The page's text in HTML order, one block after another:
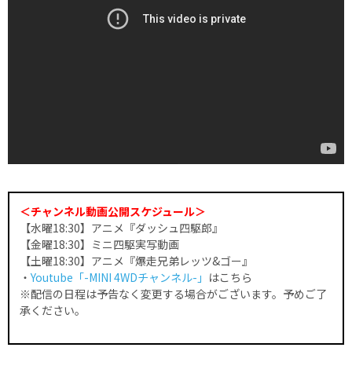
＜チャンネル動画公開スケジュール＞
【水曜18:30】アニメ『ダッシュ四駆郎』
【金曜18:30】ミニ四駆実写動画
【土曜18:30】アニメ『爆走兄弟レッツ&ゴー』
・ Youtube「-MINI 4WDチャンネル-」 はこちら
※配信の日程は予告なく変更する場合がございます。予めご了
承ください。